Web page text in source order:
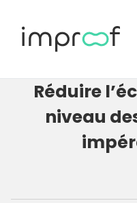
Réduire
niveau